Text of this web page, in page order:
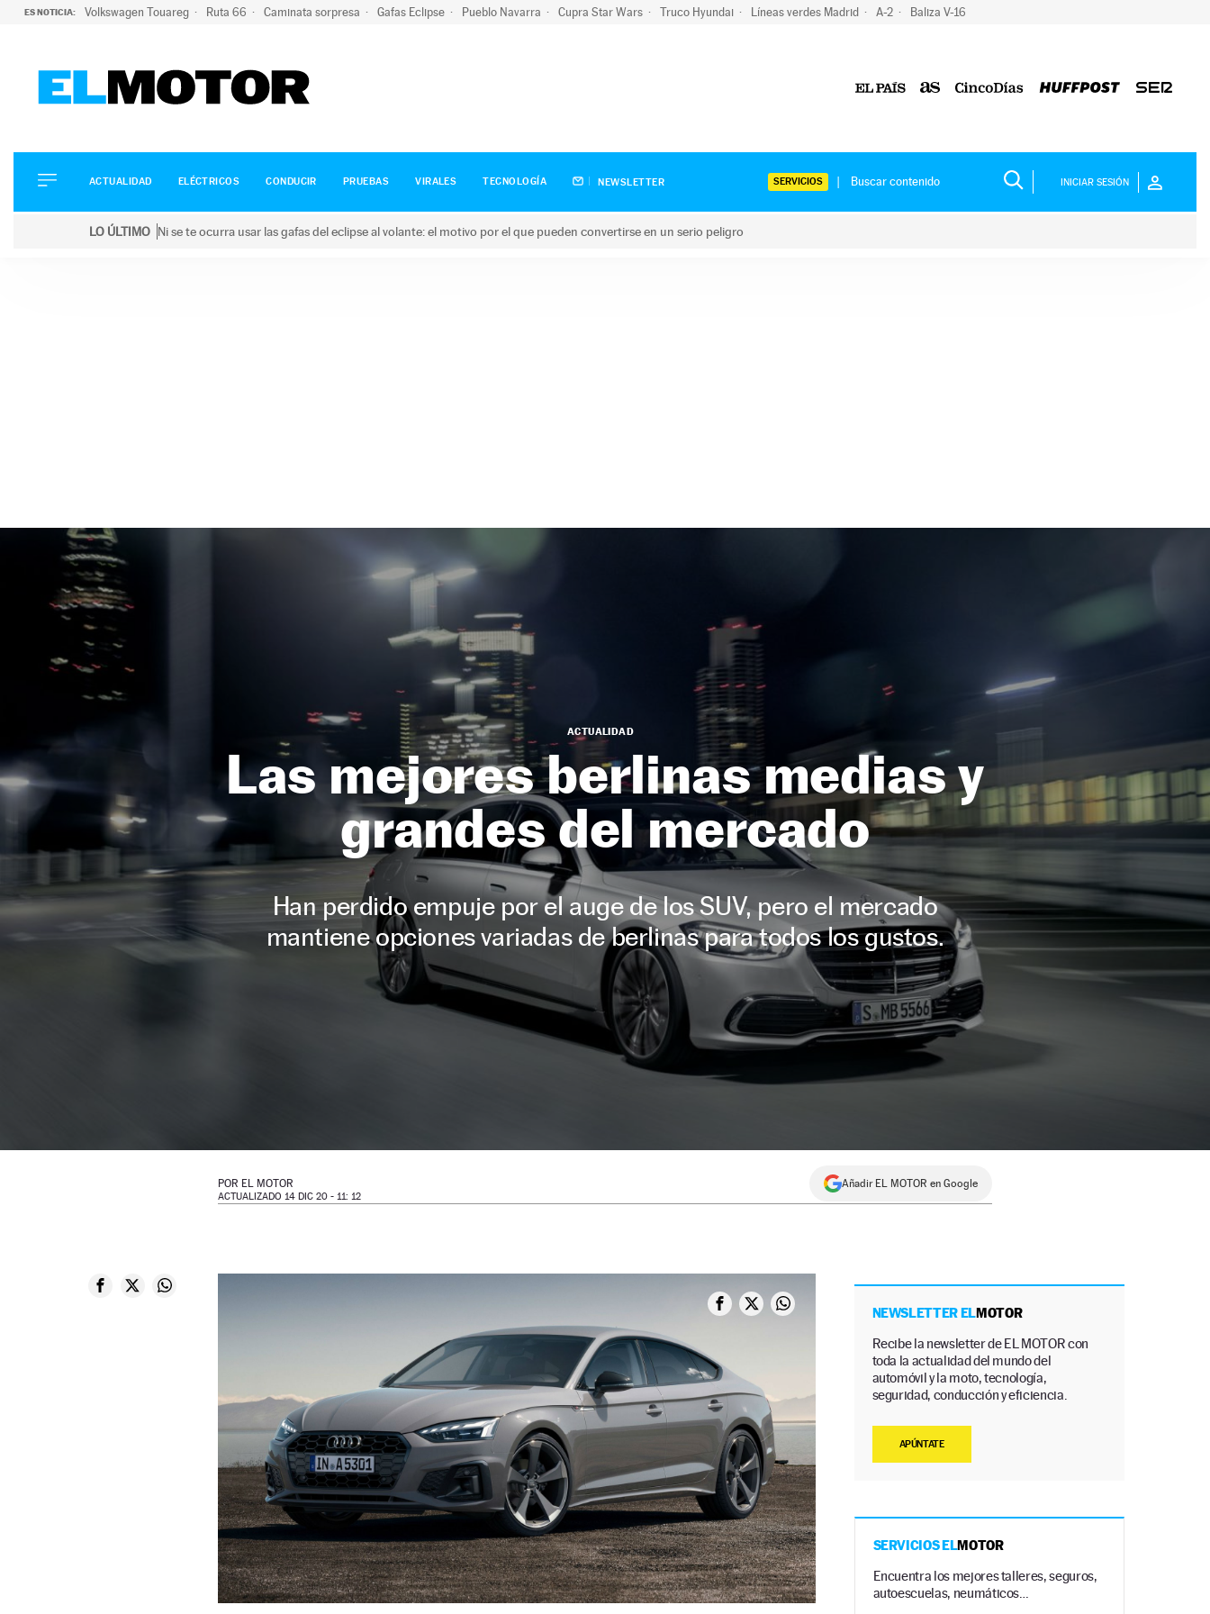
ES NOTICIA: Volkswagen Touareg Ruta 66 Caminata sorpresa Gafas Eclipse Pueblo Navarra Cupra Star Wars Truco Hyundai Líneas verdes Madrid A-2 Baliza V-16
ELÉCTRICOS
CONDUCIR
ACTUALIDAD ELÉCTRICOS CONDUCIR PRUEBAS VIRALES TECNOLOGÍA NEWSLETTER SERVICIOS INICIAR SESIÓN
LO ÚLTIMO Ni se te ocurra usar las gafas del eclipse al volante: el motivo por el que pueden convertirse en un serio peligro
ACTUALIDAD
Las mejores berlinas medias y
grandes del mercado
Han perdido empuje por el auge de los SUV, pero el mercado
mantiene opciones variadas de berlinas para todos los gustos.
POR EL MOTOR
ACTUALIZADO 14 DIC 20 - 11: 12
Añadir EL MOTOR en Google
NEWSLETTER ELMOTOR
Recibe la newsletter de EL MOTOR con
toda la actualidad del mundo del
automóvil y la moto, tecnología,
seguridad, conducción y eficiencia.
APÚNTATE
SERVICIOS ELMOTOR
Encuentra los mejores talleres, seguros,
autoescuelas, neumáticos…